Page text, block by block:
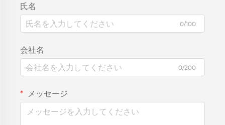
氏名
0/100
会社名
0/200
メッセージ